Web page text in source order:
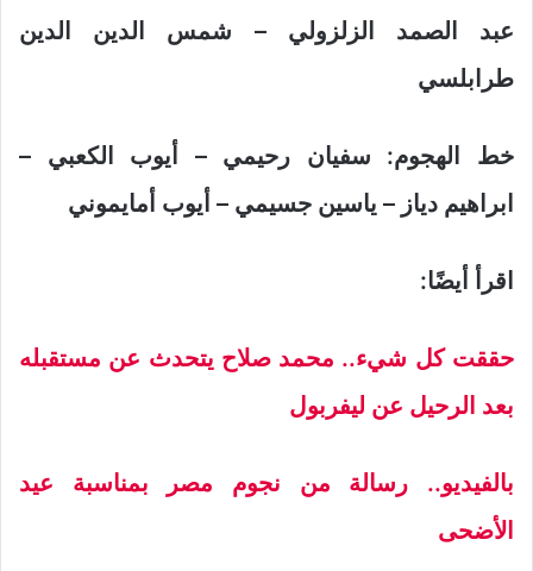
عبد الصمد الزلزولي – شمس الدين الدين
طرابلسي
خط الهجوم: سفيان رحيمي – أيوب الكعبي –
ابراهيم دياز – ياسين جسيمي – أيوب أمايموني
اقرأ أيضًا:
حققت كل شيء.. محمد صلاح يتحدث عن مستقبله
بعد الرحيل عن ليفربول
بالفيديو.. رسالة من نجوم مصر بمناسبة عيد
الأضحى